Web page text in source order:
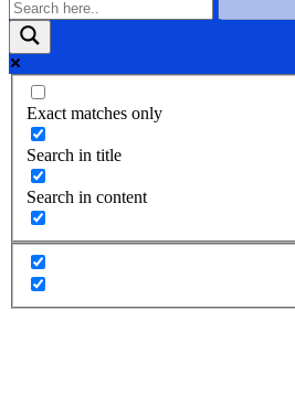
Exact matches only
Search in title
Search in content